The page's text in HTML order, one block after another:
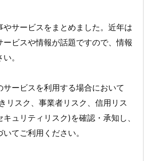
サービスをまとめました。近年は
ビスや情報が話題ですので、情報
。
ービスを利用する場合において
リスク、事業者リスク、信用リス
ュリティリスク)を確認・承知し、
てご利用ください。